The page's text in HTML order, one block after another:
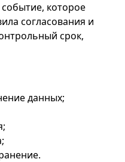
которое
согласования и
срок,
данных;